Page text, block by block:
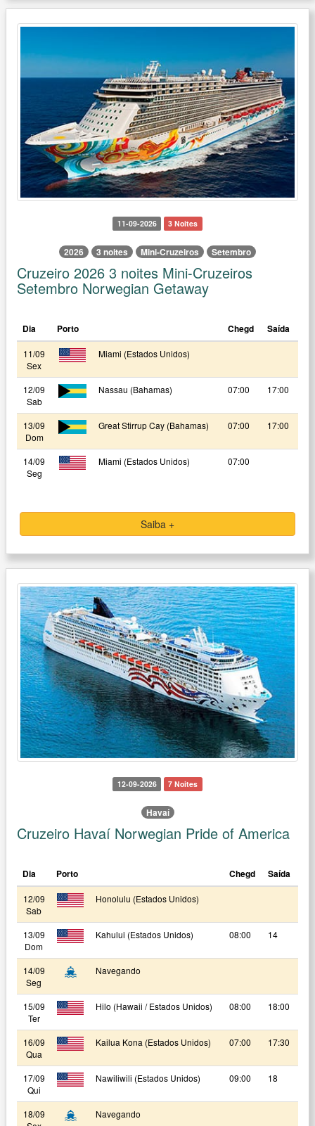
11-09-2026 3 Noites
2026 3 noites Mini-Cruzeiros Setembro
Cruzeiro 2026 3 noites Mini-Cruzeiros
Setembro Norwegian Getaway
Dia Porto Chegd Saída
11/09
Sex
Miami (Estados Unidos)
12/09
Sab
Nassau (Bahamas) 07:00 17:00
13/09
Dom
Great Stirrup Cay (Bahamas) 07:00 17:00
14/09
Seg
Miami (Estados Unidos) 07:00
Saiba +
12-09-2026 7 Noites
Havaí
Cruzeiro Havaí Norwegian Pride of America
Dia Porto Chegd Saída
12/09
Sab
Honolulu (Estados Unidos)
13/09
Dom
Kahului (Estados Unidos) 08:00 14
14/09
Seg
Navegando
15/09
Ter
Hilo (Hawaii / Estados Unidos) 08:00 18:00
16/09
Qua
Kailua Kona (Estados Unidos) 07:00 17:30
17/09
Qui
Nawiliwili (Estados Unidos) 09:00 18
18/09
Navegando